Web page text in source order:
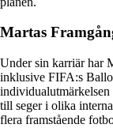
Martas
Under sin karriär har
inklusive FIFA:s
till seger i olika
flera framstående